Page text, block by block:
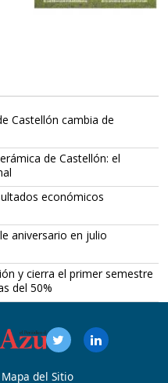
Castellón cambia de
de Castellón: el
económicos
aniversario en julio
y cierra el primer semestre
del 50%
Mapa del Sitio